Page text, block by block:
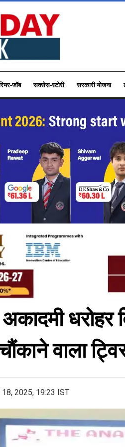
जॉब सक्सेस-स्टोरी सरकारी योजना
अकादमी
वाला
2025, 19:23 IST